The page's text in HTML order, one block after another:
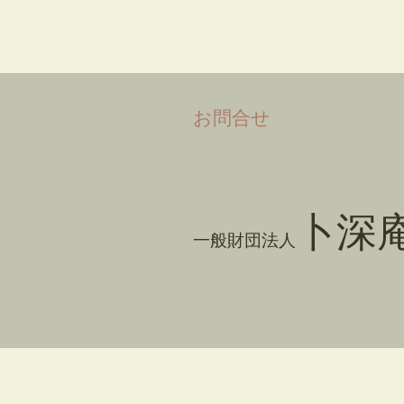
​お問合せ
一般財団法人 卜深